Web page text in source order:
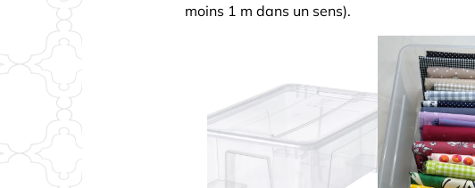
moins 1 m dans un sens).